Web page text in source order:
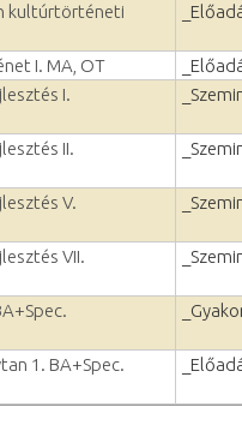
kultúrtörténeti
I. MA, OT
I.
II.
V.
VII.
1. BA+Spec.